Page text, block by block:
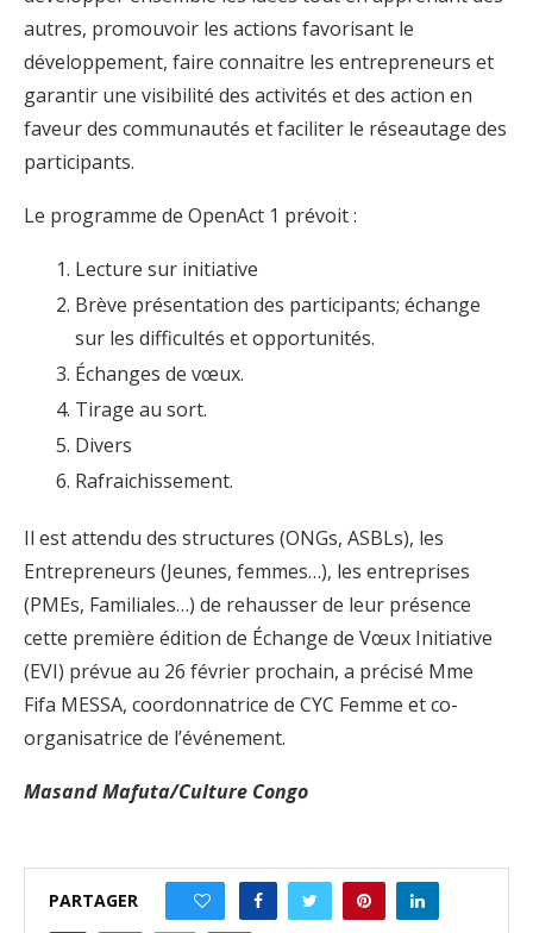
autres, promouvoir les actions favorisant le
développement, faire connaitre les entrepreneurs et
garantir une visibilité des activités et des action en
faveur des communautés et faciliter le réseautage des
participants.
Le programme de OpenAct 1 prévoit :
Lecture sur initiative
Brève présentation des participants; échange
sur les difficultés et opportunités.
Échanges de vœux.
Tirage au sort.
Divers
Rafraichissement.
Il est attendu des structures (ONGs, ASBLs), les
Entrepreneurs (Jeunes, femmes…), les entreprises
(PMEs, Familiales…) de rehausser de leur présence
cette première édition de Échange de Vœux Initiative
(EVI) prévue au 26 février prochain, a précisé Mme
Fifa MESSA, coordonnatrice de CYC Femme et co-
organisatrice de l’événement.
Masand Mafuta/Culture Congo
PARTAGER